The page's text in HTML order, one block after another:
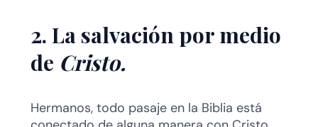
2. La salvación por medio
de Cristo.
Hermanos, todo pasaje en la Biblia está